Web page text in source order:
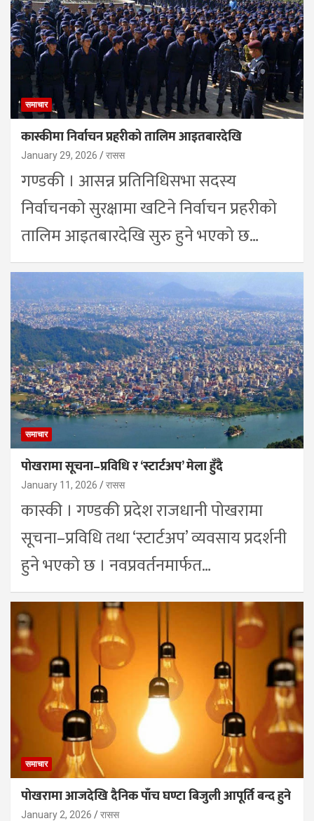
समाचार
कास्कीमा निर्वाचन प्रहरीको तालिम आइतबारदेखि
January 29, 2026 रासस
गण्डकी । आसन्न प्रतिनिधिसभा सदस्य
निर्वाचनको सुरक्षामा खटिने निर्वाचन प्रहरीको
तालिम आइतबारदेखि सुरु हुने भएको छ…
समाचार
पोखरामा सूचना–प्रविधि र ‘स्टार्टअप’ मेला हुँदै
January 11, 2026 रासस
कास्की । गण्डकी प्रदेश राजधानी पोखरामा
सूचना–प्रविधि तथा ‘स्टार्टअप’ व्यवसाय प्रदर्शनी
हुने भएको छ । नवप्रवर्तनमार्फत…
समाचार
पोखरामा आजदेखि दैनिक पाँच घण्टा बिजुली आपूर्ति बन्द हुने
January 2, 2026 रासस